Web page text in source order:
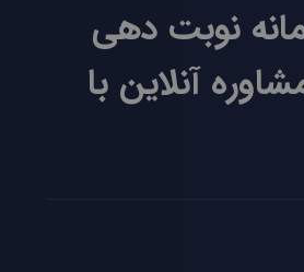
نوبت دهی
آنلاین با